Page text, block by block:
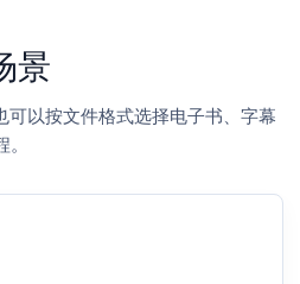
景
可以按文件格式选择电子书、字幕